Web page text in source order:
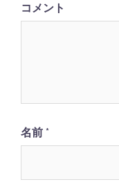
コメント
名前 *